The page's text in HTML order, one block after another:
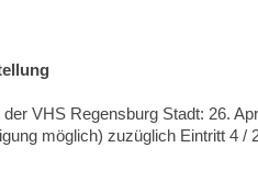
VHS Regensburg Stadt: 26.
möglich) zuzüglich Eintritt 4 /